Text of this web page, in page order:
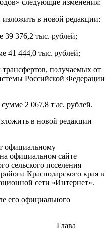
следующие изменения:
в новой редакции:
39 376,2 тыс. рублей;
41 444,0 тыс. рублей;
получаемых от
Российской Федерации
2 067,8 тыс. рублей.
в новой редакции
официальному
официальном сайте
сельского поселения
Краснодарского края в
сети «Интернет».
его официального
Глава